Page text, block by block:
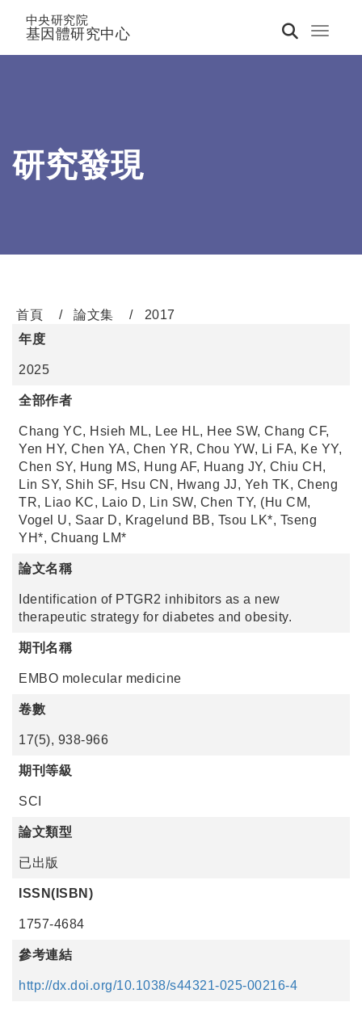
Toggle
中央研究院
基因體研究中心
研究發現
首頁 論文集
2017
年度
2025
全部作者
Chang YC, Hsieh ML, Lee HL, Hee SW, Chang CF,
Yen HY, Chen YA, Chen YR, Chou YW, Li FA, Ke YY,
Chen SY, Hung MS, Hung AF, Huang JY, Chiu CH,
Lin SY, Shih SF, Hsu CN, Hwang JJ, Yeh TK, Cheng
TR, Liao KC, Laio D, Lin SW, Chen TY, (Hu CM,
Vogel U, Saar D, Kragelund BB, Tsou LK*, Tseng
YH*, Chuang LM*
論文名稱
Identification of PTGR2 inhibitors as a new
therapeutic strategy for diabetes and obesity.
期刊名稱
EMBO molecular medicine
卷數
17(5), 938-966
期刊等級
SCI
論文類型
已出版
ISSN(ISBN)
1757-4684
參考連結
http://dx.doi.org/10.1038/s44321-025-00216-4